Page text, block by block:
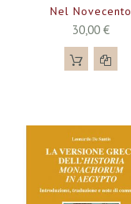
Nel Novecento
30,00 €